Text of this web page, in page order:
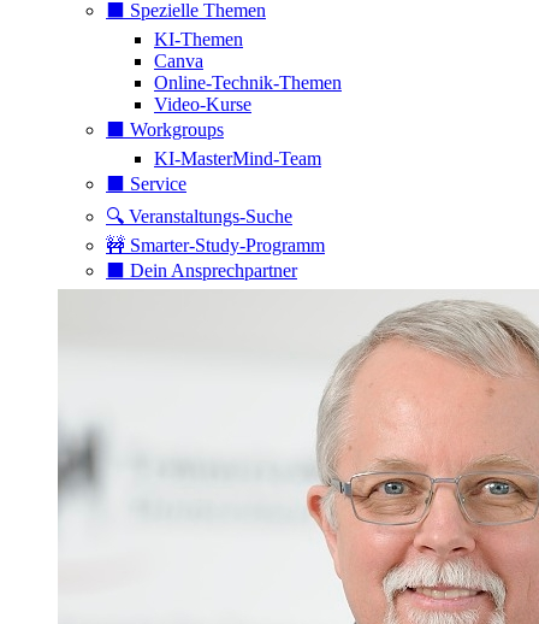
⬛️ Spezielle Themen
KI-Themen
Canva
Online-Technik-Themen
Video-Kurse
⬛️ Workgroups
KI-MasterMind-Team
⬛️ Service
🔍 Veranstaltungs-Suche
🚧 Smarter-Study-Programm
⬛️ Dein Ansprechpartner